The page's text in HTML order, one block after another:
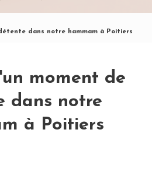
dans notre hammam à Poitiers
moment de
dans notre
à Poitiers